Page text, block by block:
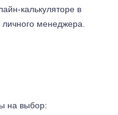
калькуляторе в
менеджера.
на выбор: